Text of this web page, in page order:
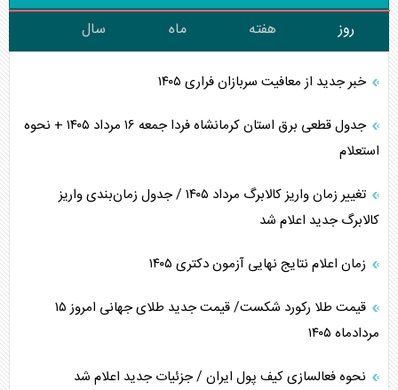
روز هفته ماه سال
خبر جدید از معافیت سربازان فراری ۱۴۰۵
جدول قطعی برق استان کرمانشاه فردا جمعه ۱۶ مرداد ۱۴۰۵ + نحوه
استعلام
تغییر زمان واریز کالابرگ مرداد ۱۴۰۵ / جدول زمان‌بندی واریز
کالابرگ جدید اعلام شد
زمان اعلام نتایج نهایی آزمون دکتری ۱۴۰۵
قیمت طلا رکورد شکست/ قیمت جدید طلای جهانی امروز ۱۵
مردادماه ۱۴۰۵
نحوه فعالسازی کیف پول ایران / جزئیات جدید اعلام شد